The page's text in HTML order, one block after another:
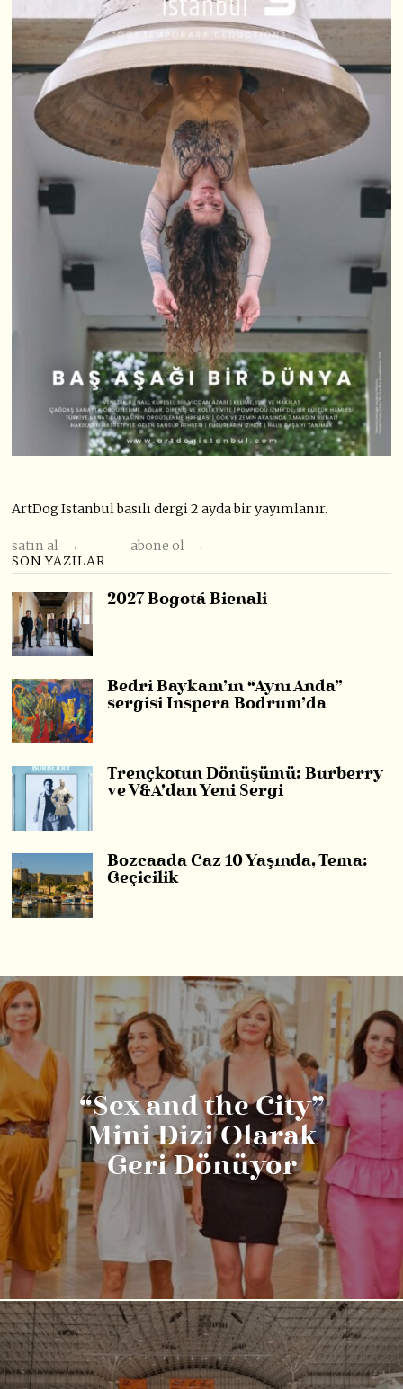
ArtDog Istanbul basılı dergi 2 ayda bir yayımlanır.
satın al →
abone ol →
SON YAZILAR
2027 Bogotá Bienali
Bedri Baykam’ın “Aynı Anda”
sergisi Inspera Bodrum’da
Trençkotun Dönüşümü: Burberry
ve V&A’dan Yeni Sergi
Bozcaada Caz 10 Yaşında, Tema:
Geçicilik
“Sex and the City”
Mini Dizi Olarak
Geri Dönüyor